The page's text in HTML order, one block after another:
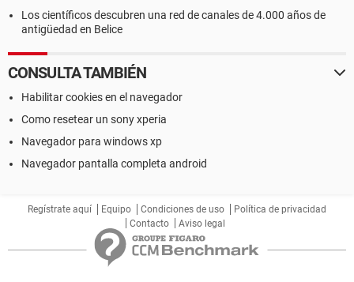
Los científicos descubren una red de canales de 4.000 años de
antigüedad en Belice
CONSULTA TAMBIÉN
Habilitar cookies en el navegador
Como resetear un sony xperia
Navegador para windows xp
Navegador pantalla completa android
Regístrate aquí Equipo Condiciones de uso
Política de privacidad
Contacto
Aviso legal